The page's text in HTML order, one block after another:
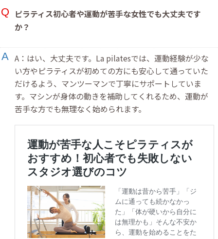
ピラティス初心者や運動が苦手な女性でも大丈夫です
か？
A：はい、大丈夫です。La pilatesでは、運動経験が少な
い方やピラティスが初めての方にも安心して通っていた
だけるよう、マンツーマンで丁寧にサポートしていま
す。マシンが身体の動きを補助してくれるため、運動が
苦手な方でも無理なく始められます。